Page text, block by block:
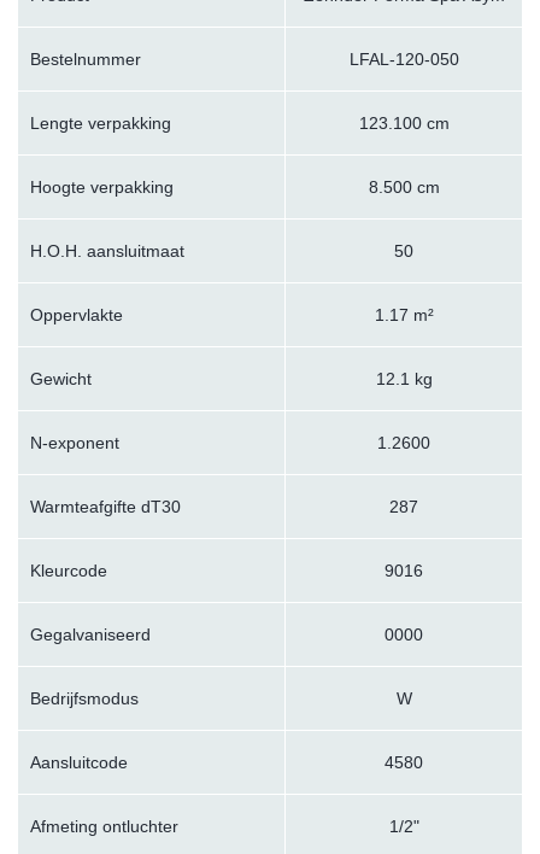
Bestelnummer LFAL-120-050
Lengte verpakking 123.100 cm
Hoogte verpakking 8.500 cm
H.O.H. aansluitmaat 50
Oppervlakte 1.17 m²
Gewicht 12.1 kg
N-exponent 1.2600
Warmteafgifte dT30 287
Kleurcode 9016
Gegalvaniseerd 0000
Bedrijfsmodus W
Aansluitcode 4580
Afmeting ontluchter 1/2"